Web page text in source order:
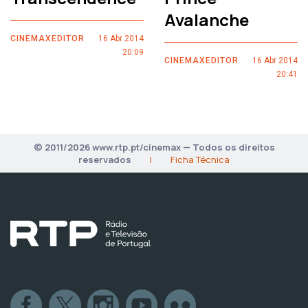
CINEMAXEDITOR
16 Abr 2014
20:09
Avalanche
CINEMAXEDITOR
16 Abr 2014
20:41
© 2011/2026 www.rtp.pt/cinemax — Todos os direitos
reservados
| Ficha Técnica